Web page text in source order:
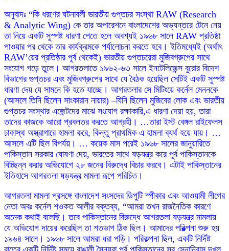
অনুবাদঃ “কি ধরণের ঘটনাবলী ভারতীয় গুপ্তচর সংস্থা RAW (Research
& Analytic Wing) কে তার অপারেশনে বাংলাদেশের অভ্যন্তরে টেনে নেয়
তা নিয়ে একটি সুস্পষ্ট ধারণা পেতে হলে অবশ্যই ১৯৬৮ সালে RAW প্রতিষ্ঠা
পাওয়ার পর থেকে তার কার্যক্রমকে পর্যালোচনা করতে হবে। ইতিমধ্যেই (অর্থাৎ
RAW’য়ের প্রতিষ্ঠার পূর্ব থেকেই) ভারতীয় গুপ্তচরেরা মুজিবগ্রুপের সাথে
সংযোগ গড়ে তুলে। আগরতলাতে ১৯৬২-৬৩ সালে ইনটেলিজেন্স বুরোর বিদেশ
বিভাগের গুপ্তচর এবং মুজিবগ্রুপের সাথে যে বৈঠক হয়েছিল সেটিই একটি সুস্পষ্ট
ধারণা দেয় যে সামনে কি হতে যাচ্ছে। আগরতলার সে মিটিংয়ে কর্নেল মেননকে
(আসলে তিনি ছিলেন সাংকারান নায়ার) –যিনি ছিলেন মুজিবের লোক এবং ভারতীয়
গুপ্তচর সংস্থার এজেন্টদের মাঝে সংযোগ রক্ষাকারি,এ ধারণা দেয়া হয়, তারা
তাদের কাজকে আরো প্রবলতর করতে আগ্রহী। …তারা ইস্ট বেঙ্গল রাইফেলস
ঢাকাস্থ অস্ত্রাগারে হামলা করে, কিন্তু প্রাথমিক এ হামলা ব্যর্থ হয়ে যায়। …
আসলে এটি ছিল বিপর্যয়। … কয়েক মাস পরেই ১৯৬৮ সালের জানুয়ারিতে
পাকিস্তান সরকার ঘোষণা দেয়, ভারতের সাথে ষড়যন্ত্র করে পূর্ব পাকিস্তানকে
বিচ্ছিন্ন করার অভিযোগে ২৮ জনের বিরুদ্ধে বিচার করবে। এটাই পাকিস্তানের
ইতিহাসে আগরতলা ষড়যন্ত্র মামলা রূপে পরিচিত।
আগরতলা মামলা প্রসঙ্গে বাংলাদেশ সংসদের ডিপুটি স্পীকার এবং আওয়ামী লীগের
নেতা অবঃ কর্নেল শওকত আলীর বক্তব্য, “আমরা তখন রাজনৈতিক কারণে
অনেক কথাই বলেছি। তবে পাকিস্তানের বিরুদ্ধে আগরতলা ষড়যন্ত্র মামলায়
যে অভিযোগ দায়ের করেছিল তা শতভাগ ঠিক ছিল। আমাদের পরিক্ল্পনা শুরু হয়
১৯৬৪ সালে। ১৯৬৮ সালে আমরা ধরা পড়ি। পরিকল্পনা ছিল, একটি নির্দিষ্ট